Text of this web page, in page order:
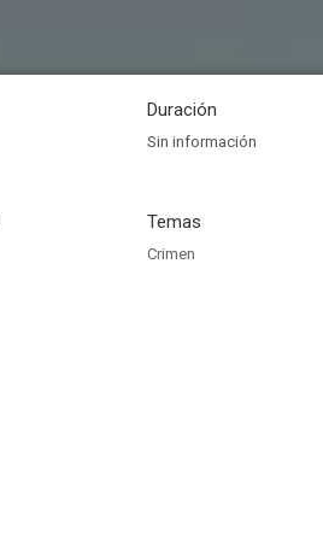
Duración
Sin información
Temas
Crimen